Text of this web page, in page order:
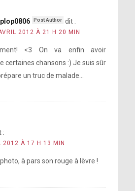
dit :
2012 À 21 H 20 MIN
<3 On va enfin avoir
certaines chansons :) Je suis sûr
un truc de malade…
:
2012 À 17 H 13 MIN
à pars son rouge à lèvre !